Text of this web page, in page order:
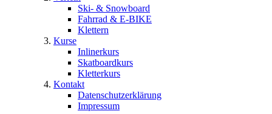
Ski- & Snowboard
Fahrrad & E-BIKE
Klettern
Kurse
Inlinerkurs
Skatboardkurs
Kletterkurs
Kontakt
Datenschutzerklärung
Impressum